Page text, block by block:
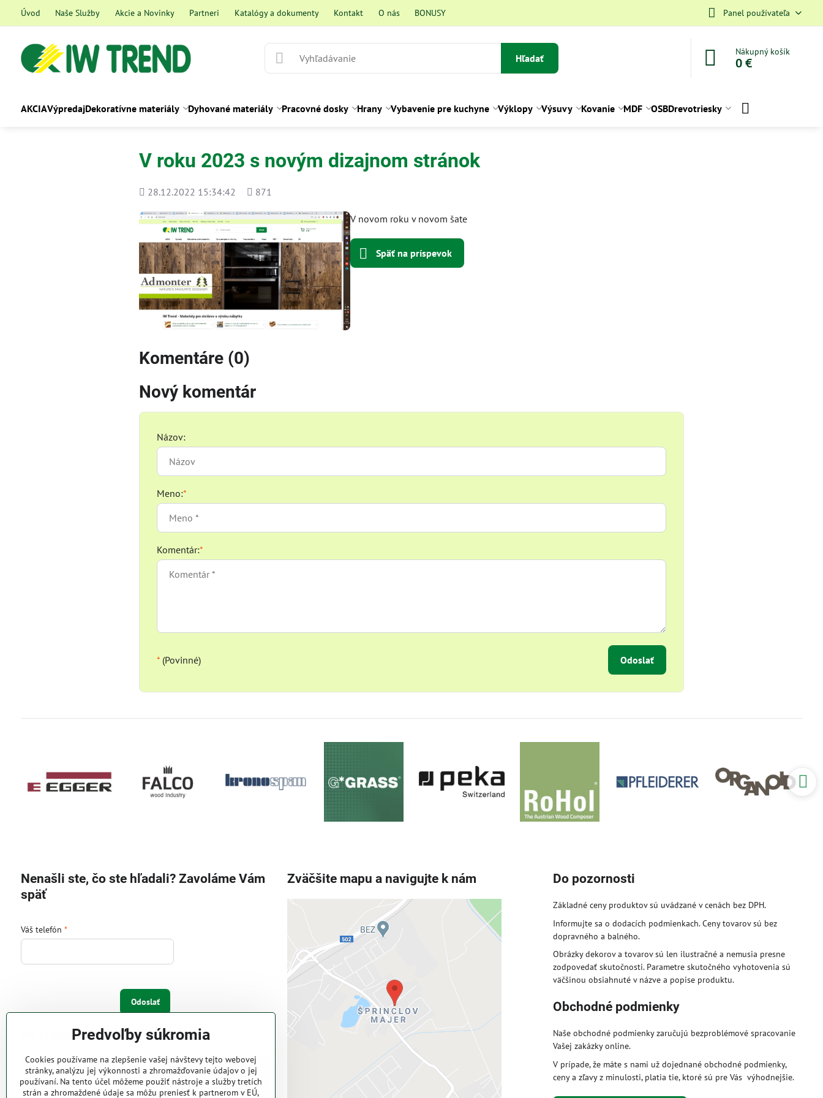
Úvod Naše Služby Akcie a Novinky Partneri Katalógy a dokumenty Kontakt O nás BONUSY Panel používateľa
Hľadať
Nákupný košík
0 €
AKCIAVýpredajDekoratívne materiály Dyhované materiály Pracovné dosky Hrany Vybavenie pre kuchyne Výklopy Výsuvy Kovanie MDF OSBDrevotriesky
V roku 2023 s novým dizajnom stránok
Pridané
28.12.2022 15:34:42
Počet
871
V novom roku v novom šate
Späť na príspevok
Komentáre (0)
Nový komentár
Názov:
Meno:*
Komentár:*
*(Povinné) Odoslať
Nenašli ste, čo ste hľadali? Zavoláme Vám
späť
Váš telefón *
Odoslať
IW Trend s.r.o.
Pri Majeri 6
831 06 Bratislava
Zväčšite mapu a navigujte k nám
Externý obsah je blokovaný
Prajete si načítať externý obsah?
Povoliť tentokrát
Povoliť a zapamätať - súhlas s druhom
cookie: Funkčné
Otvoriť obsah v novom okne
Do pozornosti
Základné ceny produktov sú uvádzané v cenách bez DPH.
Informujte sa o dodacích podmienkach. Ceny tovarov sú bez
dopravného a balného.
Obrázky dekorov a tovarov sú len ilustračné a nemusia presne
zodpovedať skutočnosti. Parametre skutočného vyhotovenia sú
väčšinou obsiahnuté v názve a popise produktu.
Obchodné podmienky
Naše obchodné podmienky zaručujú bezproblémové spracovanie
Vašej zakázky online.
V prípade, že máte s nami už dojednané obchodné podmienky,
ceny a zľavy z minulosti, platia tie, ktoré sú pre Vás výhodnejšie.
Predvoľby súkromia
Cookies používame na zlepšenie vašej návštevy tejto webovej
stránky, analýzu jej výkonnosti a zhromažďovanie údajov o jej
používaní. Na tento účel môžeme použiť nástroje a služby tretích
strán a zhromaždené údaje sa môžu preniesť k partnerom v EÚ,